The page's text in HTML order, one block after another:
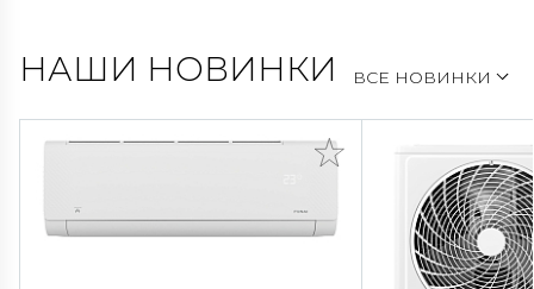
НАШИ НОВИНКИ ВСЕ НОВИНКИ